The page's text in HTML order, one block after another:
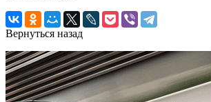
Вернуться назад